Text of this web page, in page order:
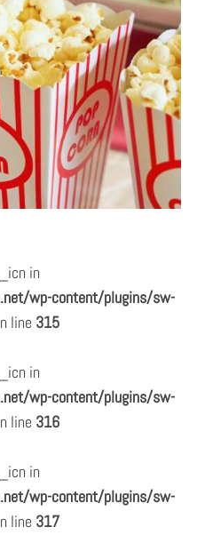
in
wp-content/plugins/sw-
line 315
in
wp-content/plugins/sw-
line 316
in
wp-content/plugins/sw-
line 317